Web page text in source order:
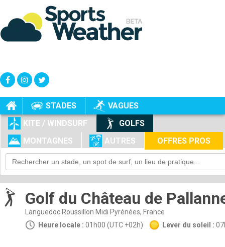
STADES
VAGUES
KITE / WINDSURF
GOLFS
MONTAGNES
AUTRES OFFRES PROS
+
-
Golf du Château de
Languedoc Roussillon Midi Pyrénées, France
Heure locale : 01h00 (UTC +02h) Lever du soleil :